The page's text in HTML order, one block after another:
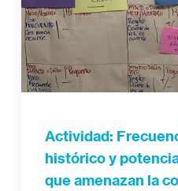
Actividad:
histórico y
que amenazan la